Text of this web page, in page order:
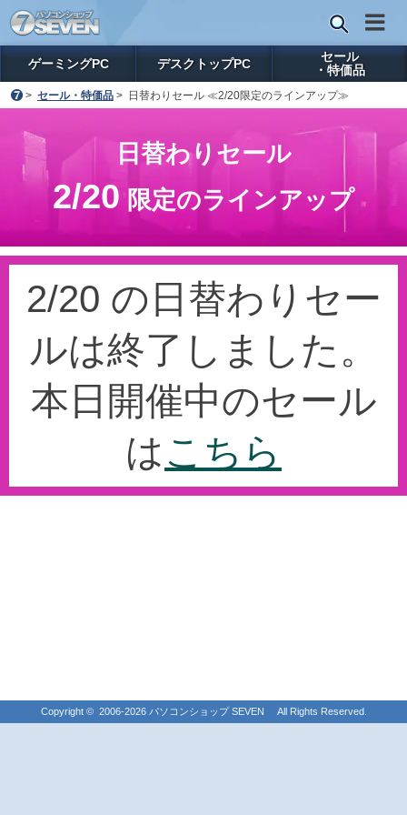
ゲーミングPC デスクトップPC
セール
・特価品
> セール・特価品> 日替わりセール ≪2/20限定のラインアップ≫
日替わりセール
2/20 限定のラインアップ
2/20 の日替わりセー
ルは終了しました。
本日開催中のセール
は こちら
Copyright © 2006-2026パソコンショップ SEVEN All Rights Reserved.